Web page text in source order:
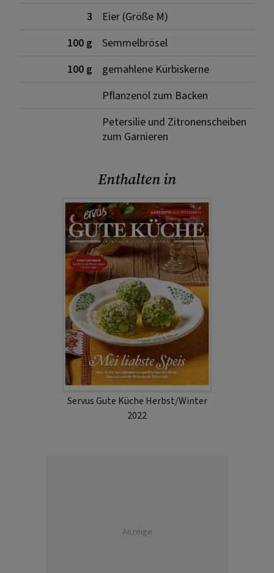
3
Eier (Größe M)
100 g
Semmelbrösel
100 g
gemahlene Kürbiskerne
Pflanzenöl zum Backen
Petersilie und Zitronenscheiben
zum Garnieren
Enthalten in
Servus Gute Küche Herbst/Winter
2022
Anzeige